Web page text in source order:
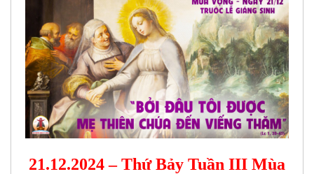
21.12.2024 – Thứ Bảy Tuần III Mùa